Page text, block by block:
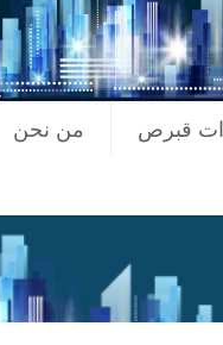
قبرص من نحن